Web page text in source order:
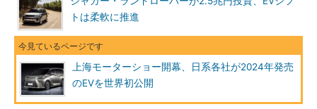
トは柔軟に推進
上海モーターショー開幕、日系各社が2024年発売
のEVを世界初公開